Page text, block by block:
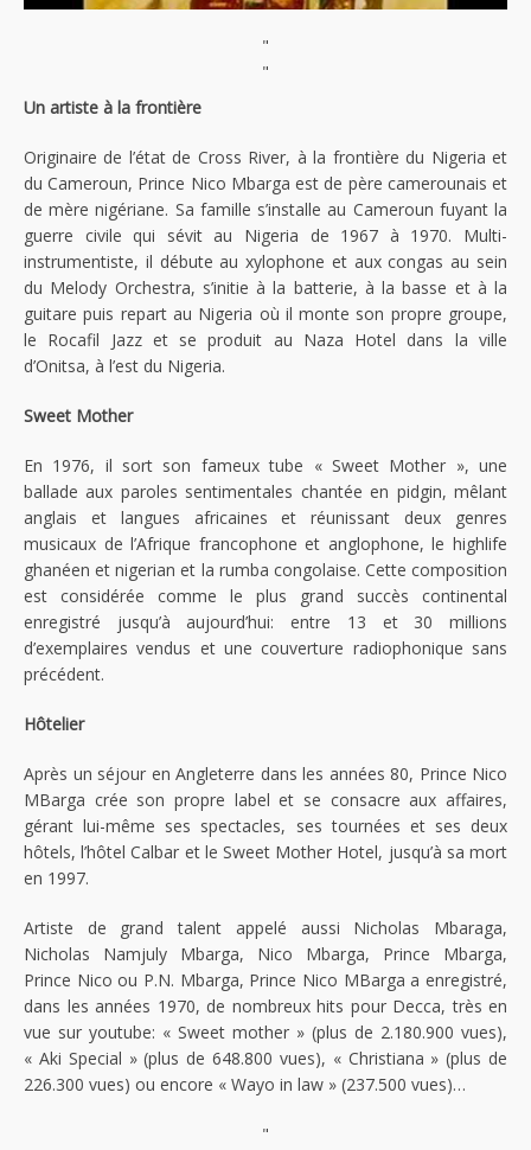
"
"
Un artiste à la frontière
Originaire de l’état de Cross River, à la frontière du Nigeria et
du Cameroun, Prince Nico Mbarga est de père camerounais et
de mère nigériane. Sa famille s’installe au Cameroun fuyant la
guerre civile qui sévit au Nigeria de 1967 à 1970. Multi-
instrumentiste, il débute au xylophone et aux congas au sein
du Melody Orchestra, s’initie à la batterie, à la basse et à la
guitare puis repart au Nigeria où il monte son propre groupe,
le Rocafil Jazz et se produit au Naza Hotel dans la ville
d’Onitsa, à l’est du Nigeria.
Sweet Mother
En 1976, il sort son fameux tube « Sweet Mother », une
ballade aux paroles sentimentales chantée en pidgin, mêlant
anglais et langues africaines et réunissant deux genres
musicaux de l’Afrique francophone et anglophone, le highlife
ghanéen et nigerian et la rumba congolaise. Cette composition
est considérée comme le plus grand succès continental
enregistré jusqu’à aujourd’hui: entre 13 et 30 millions
d’exemplaires vendus et une couverture radiophonique sans
précédent.
Hôtelier
Après un séjour en Angleterre dans les années 80, Prince Nico
MBarga crée son propre label et se consacre aux affaires,
gérant lui-même ses spectacles, ses tournées et ses deux
hôtels, l’hôtel Calbar et le Sweet Mother Hotel, jusqu’à sa mort
en 1997.
Artiste de grand talent appelé aussi Nicholas Mbaraga,
Nicholas Namjuly Mbarga, Nico Mbarga, Prince Mbarga,
Prince Nico ou P.N. Mbarga, Prince Nico MBarga a enregistré,
dans les années 1970, de nombreux hits pour Decca, très en
vue sur youtube: « Sweet mother » (plus de 2.180.900 vues),
« Aki Special » (plus de 648.800 vues), « Christiana » (plus de
226.300 vues) ou encore « Wayo in law » (237.500 vues)…
"